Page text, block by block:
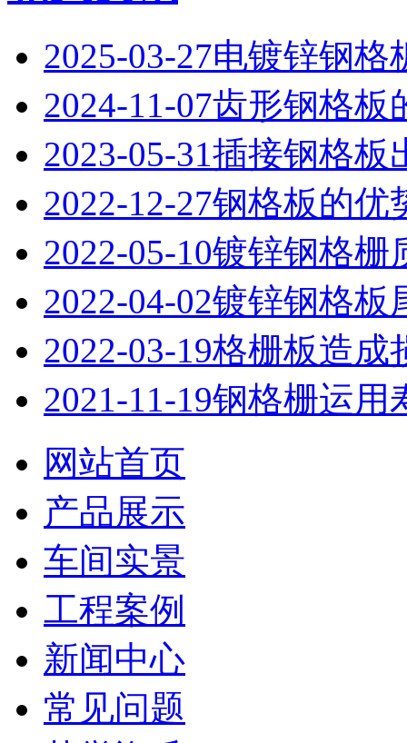
2025-03-27电镀锌钢格
2024-11-07齿形钢格板
2023-05-31插接钢格板
2022-12-27钢格板的优
2022-05-10镀锌钢格栅
2022-04-02镀锌钢格板
2022-03-19格栅板造成
2021-11-19钢格栅运用
网站首页
产品展示
车间实景
工程案例
新闻中心
常见问题